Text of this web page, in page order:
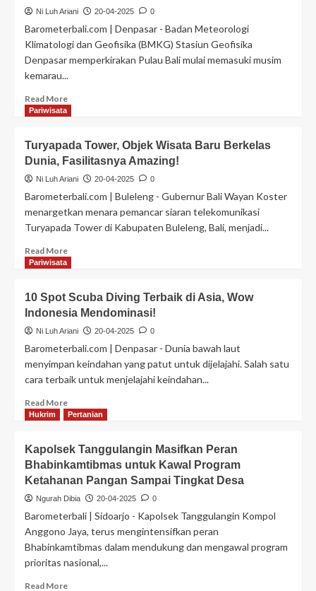
Ni Luh Ariani 20-04-2025 0
Barometerbali.com | Denpasar - Badan Meteorologi
Klimatologi dan Geofisika (BMKG) Stasiun Geofisika
Denpasar memperkirakan Pulau Bali mulai memasuki musim
kemarau...
Read More
Pariwisata
Turyapada Tower, Objek Wisata Baru Berkelas
Dunia, Fasilitasnya Amazing!
Ni Luh Ariani 20-04-2025 0
Barometerbali.com | Buleleng - Gubernur Bali Wayan Koster
menargetkan menara pemancar siaran telekomunikasi
Turyapada Tower di Kabupaten Buleleng, Bali, menjadi...
Read More
Pariwisata
10 Spot Scuba Diving Terbaik di Asia, Wow
Indonesia Mendominasi!
Ni Luh Ariani 20-04-2025 0
Barometerbali.com | Denpasar - Dunia bawah laut
menyimpan keindahan yang patut untuk dijelajahi. Salah satu
cara terbaik untuk menjelajahi keindahan...
Read More
Hukrim Pertanian
Kapolsek Tanggulangin Masifkan Peran
Bhabinkamtibmas untuk Kawal Program
Ketahanan Pangan Sampai Tingkat Desa
Ngurah Dibia 20-04-2025 0
Barometerbali | Sidoarjo - Kapolsek Tanggulangin Kompol
Anggono Jaya, terus mengintensifkan peran
Bhabinkamtibmas dalam mendukung dan mengawal program
prioritas nasional,...
Read More